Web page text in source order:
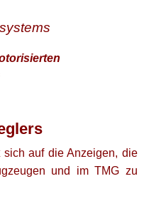
sich auf die Anzeigen, die
und im TMG zu